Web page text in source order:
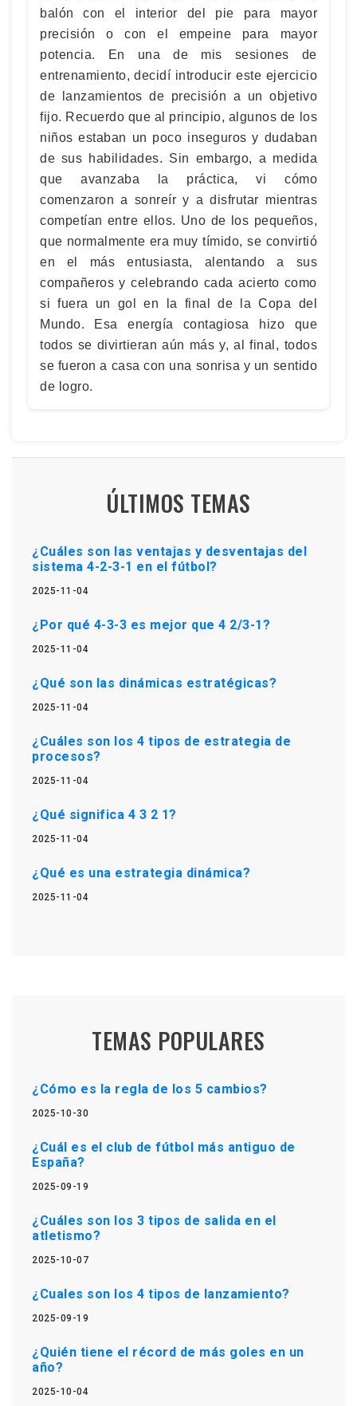
balón con el interior del pie para mayor
precisión o con el empeine para mayor
potencia. En una de mis sesiones de
entrenamiento, decidí introducir este ejercicio
de lanzamientos de precisión a un objetivo
fijo. Recuerdo que al principio, algunos de los
niños estaban un poco inseguros y dudaban
de sus habilidades. Sin embargo, a medida
que avanzaba la práctica, vi cómo
comenzaron a sonreír y a disfrutar mientras
competían entre ellos. Uno de los pequeños,
que normalmente era muy tímido, se convirtió
en el más entusiasta, alentando a sus
compañeros y celebrando cada acierto como
si fuera un gol en la final de la Copa del
Mundo. Esa energía contagiosa hizo que
todos se divirtieran aún más y, al final, todos
se fueron a casa con una sonrisa y un sentido
de logro.
ÚLTIMOS TEMAS
¿Cuáles son las ventajas y desventajas del
sistema 4-2-3-1 en el fútbol?
2025-11-04
¿Por qué 4-3-3 es mejor que 4 2/3-1?
2025-11-04
¿Qué son las dinámicas estratégicas?
2025-11-04
¿Cuáles son los 4 tipos de estrategia de
procesos?
2025-11-04
¿Qué significa 4 3 2 1?
2025-11-04
¿Qué es una estrategia dinámica?
2025-11-04
TEMAS POPULARES
¿Cómo es la regla de los 5 cambios?
2025-10-30
¿Cuál es el club de fútbol más antiguo de
España?
2025-09-19
¿Cuáles son los 3 tipos de salida en el
atletismo?
2025-10-07
¿Cuales son los 4 tipos de lanzamiento?
2025-09-19
¿Quién tiene el récord de más goles en un
año?
2025-10-04